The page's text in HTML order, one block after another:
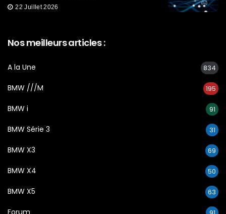
22 Juillet 2026
Nos meilleurs articles :
A la Une 834
BMW ///M 195
BMW i 91
BMW Série 3 31
BMW X3 69
BMW X4 50
BMW X5 63
Forum